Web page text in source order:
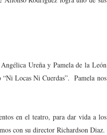
Ureña y Pamela de la León
“Ni Locas Ni Cuerdas”. Pamela nos
en el teatro, para dar vida a los
con su director Richardson Diaz.